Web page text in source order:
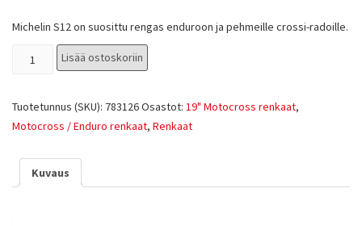
Michelin S12 on suosittu rengas enduroon ja pehmeille crossi-radoille.
Lisää ostoskoriin
Tuotetunnus (SKU): 783126Osastot: 19" Motocross renkaat,
Motocross / Enduro renkaat, Renkaat
Kuvaus